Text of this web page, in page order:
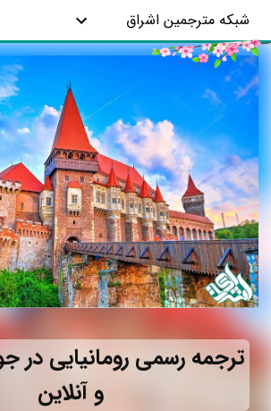
شبکه مترجمین اشراق
ترجمه رسمی رومانیایی در
و آنلاین